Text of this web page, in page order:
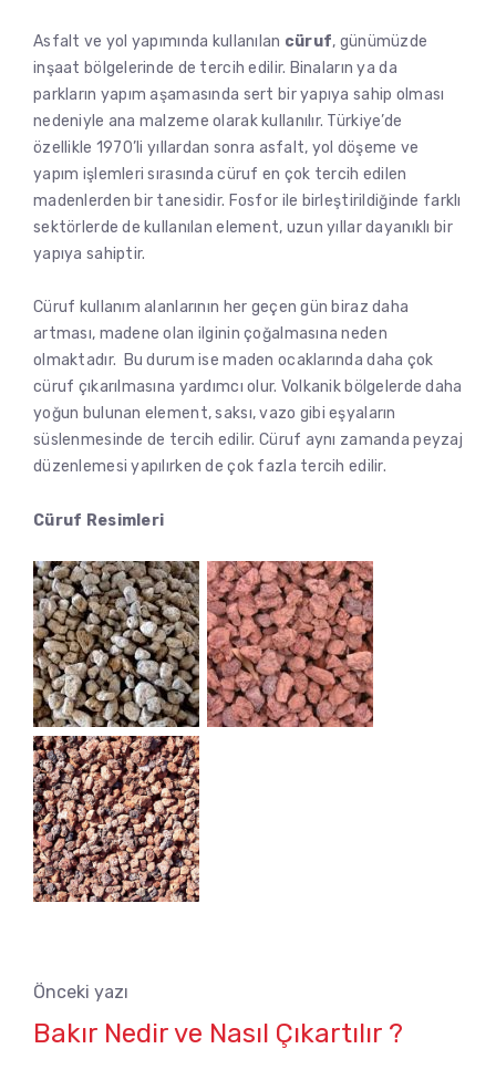
Asfalt ve yol yapımında kullanılan cüruf, günümüzde
inşaat bölgelerinde de tercih edilir. Binaların ya da
parkların yapım aşamasında sert bir yapıya sahip olması
nedeniyle ana malzeme olarak kullanılır. Türkiye’de
özellikle 1970’li yıllardan sonra asfalt, yol döşeme ve
yapım işlemleri sırasında cüruf en çok tercih edilen
madenlerden bir tanesidir. Fosfor ile birleştirildiğinde farklı
sektörlerde de kullanılan element, uzun yıllar dayanıklı bir
yapıya sahiptir.
Cüruf kullanım alanlarının her geçen gün biraz daha
artması, madene olan ilginin çoğalmasına neden
olmaktadır. Bu durum ise maden ocaklarında daha çok
cüruf çıkarılmasına yardımcı olur. Volkanik bölgelerde daha
yoğun bulunan element, saksı, vazo gibi eşyaların
süslenmesinde de tercih edilir. Cüruf aynı zamanda peyzaj
düzenlemesi yapılırken de çok fazla tercih edilir.
Cüruf Resimleri
Önceki yazı
Bakır Nedir ve Nasıl Çıkartılır ?